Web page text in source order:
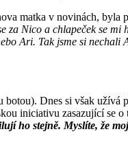
matka v novinách, byla
za Nico a chlapeček se mi
Ari. Tak jsme si nechali
botou). Dnes si však
iniciativu zasazující se
ho stejně. Myslíte, že